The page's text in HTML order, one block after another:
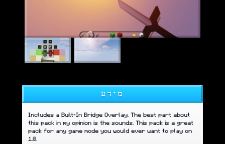
מידע
Includes a Built-In Bridge Overlay. The best part about
this pack in my opinion is the sounds. This pack is a great
pack for any game mode you would ever want to play on
1.8.